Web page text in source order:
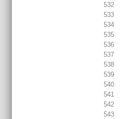
532
533
534
535
536
537
538
539
540
541
542
543